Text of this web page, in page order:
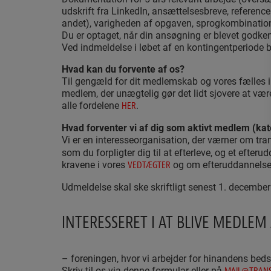
udskrift fra LinkedIn, ansættelsesbreve,
andet), varigheden af opgaven,
Du er optaget, når din ansøgning er blevet
Ved indmeldelse i løbet af en
Hvad kan du forvente af os?
Til gengæld for dit medlemskab og vores fælles
medlem, der unægtelig gør det lidt sjovere at
alle fordelene HER.
Hvad forventer vi af dig som aktivt medlem
Vi er en interesseorganisation, der værner om
som du forpligter dig til at efterleve, og et
kravene i vores VEDTÆGTER og om
Udmeldelse skal ske skriftligt senest 1.
INTERESSERET I AT BLIVE
– foreningen, hvor vi arbejder for hinandens